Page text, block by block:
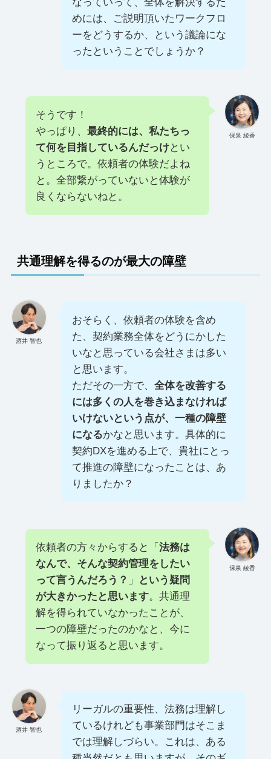
めには、ご説明頂いたワークフロ
ーをどうするか、という議論にな
ったということでしょうか？
保泉 綾香
そうです！
やっぱり、 最終的には、私たちっ
て何を目指しているんだっけとい
うところで。依頼者の体験だよね
と。全部繋がっていないと体験が
良くならないねと。
共通理解を得るのが最大の障壁
酒井 智也
おそらく、依頼者の体験を含め
た、契約業務全体をどうにかした
いなと思っている会社さまは多い
と思います。
ただその一方で、 全体を改善する
には多くの人を巻き込まなければ
いけないという点が、一種の障壁
になるかなと思います。具体的に
契約DXを進める上で、貴社にとっ
て推進の障壁になったことは、あ
りましたか？
保泉 綾香
依頼者の方々からすると「 法務は
なんで、そんな契約管理をしたい
って言うんだろう？ 」
という疑問
が大きかったと思います。共通理
解を得られていなかったことが、
一つの障壁だったのかなと、今に
なって振り返ると思います。
酒井 智也
リーガルの重要性、法務は理解し
ているけれども事業部門はそこま
では理解しづらい。これは、ある